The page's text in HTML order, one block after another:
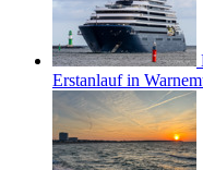
Erstanlauf in